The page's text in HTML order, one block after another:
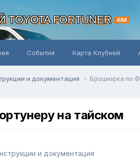
FORTUNER 4X4
События Карта Клубней
и документация Брошюрка по
на тайском
и документация